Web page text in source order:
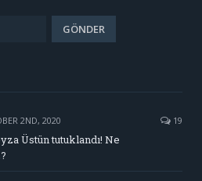
2ND, 2020 19
Üstün tutuklandı! Ne